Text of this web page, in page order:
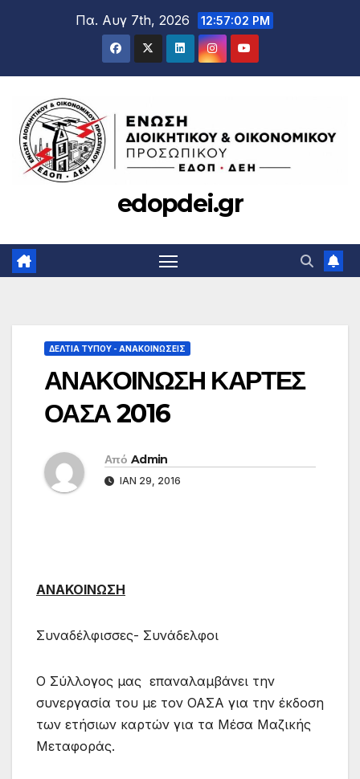
Πα. Αυγ 7th, 2026 12:57:04 PM
edopdei.gr
ΔΕΛΤΊΑ ΤΎΠΟΥ - ΑΝΑΚΟΙΝΏΣΕΙΣ
ΑΝΑΚΟΙΝΩΣΗ ΚΑΡΤΕΣ
ΟΑΣΑ 2016
Από Admin
ΙΑΝ 29, 2016
ΑΝΑΚΟΙΝΩΣΗ
Συναδέλφισσες- Συνάδελφοι
Ο Σύλλογος μας επαναλαμβάνει την
συνεργασία του με τον ΟΑΣΑ για την έκδοση
των ετήσιων καρτών για τα Μέσα Μαζικής
Μεταφοράς.